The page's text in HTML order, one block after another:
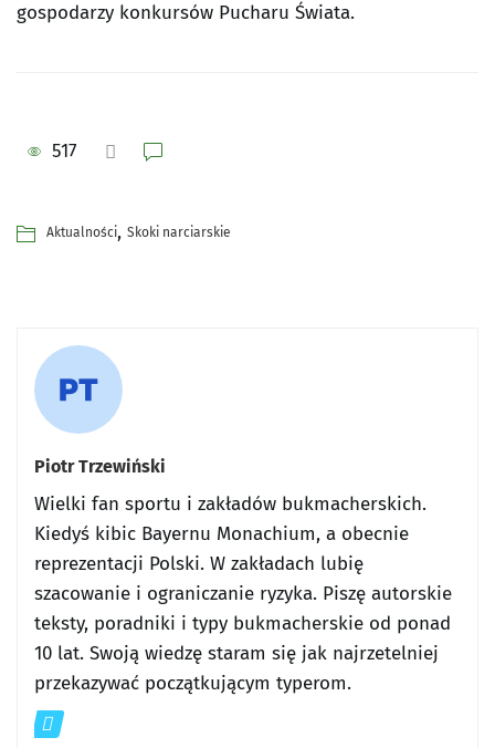
gospodarzy konkursów Pucharu Świata.
517
Aktualności, Skoki narciarskie
Piotr Trzewiński
Wielki fan sportu i zakładów bukmacherskich.
Kiedyś kibic Bayernu Monachium, a obecnie
reprezentacji Polski. W zakładach lubię
szacowanie i ograniczanie ryzyka. Piszę autorskie
teksty, poradniki i typy bukmacherskie od ponad
10 lat. Swoją wiedzę staram się jak najrzetelniej
przekazywać początkującym typerom.